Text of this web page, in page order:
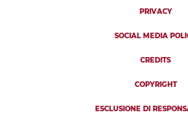
PRIVACY
SOCIAL MEDIA
CREDITS
COPYRIGHT
ESCLUSIONE DI